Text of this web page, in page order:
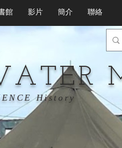
館 影片 簡介 聯絡
History